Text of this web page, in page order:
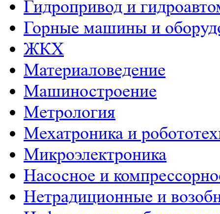
Гидропривод и
Горные машины и
ЖКХ
Материаловедение
Машиностроение
Метрология
Мехатроника и
Микроэлектроника
Насосное и
Нетрадиционные и